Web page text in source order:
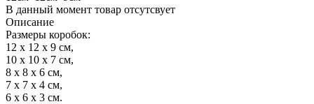
В данный момент товар отсутсвует
Описание
Размеры коробок:
12 x 12 x 9 см,
10 х 10 х 7 см,
8 х 8 х 6 см,
7 х 7 х 4 см,
6 х 6 х 3 см.